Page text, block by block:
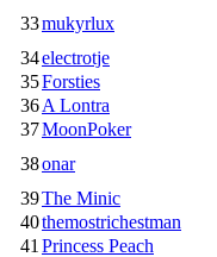
33mukyrlux
34electrotje
35Forsties
36A Lontra
37MoonPoker
38onar
39The Minic
40themostrichestman
41 Princess Peach